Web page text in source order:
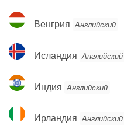
Венгрия
Венгрия Английский
Исландия
Исландия Английский
Индия
Индия Английский
Ирландия
Ирландия Английский